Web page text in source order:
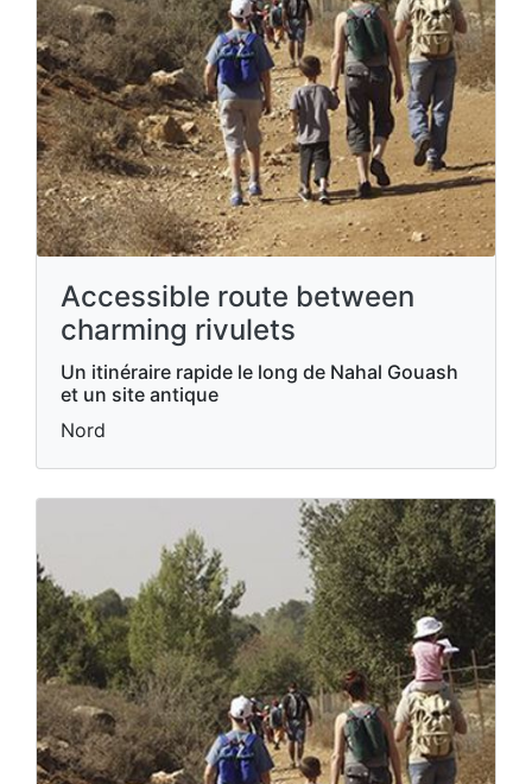
Accessible route between
charming rivulets
Un itinéraire rapide le long de Nahal Gouash
et un site antique
Nord